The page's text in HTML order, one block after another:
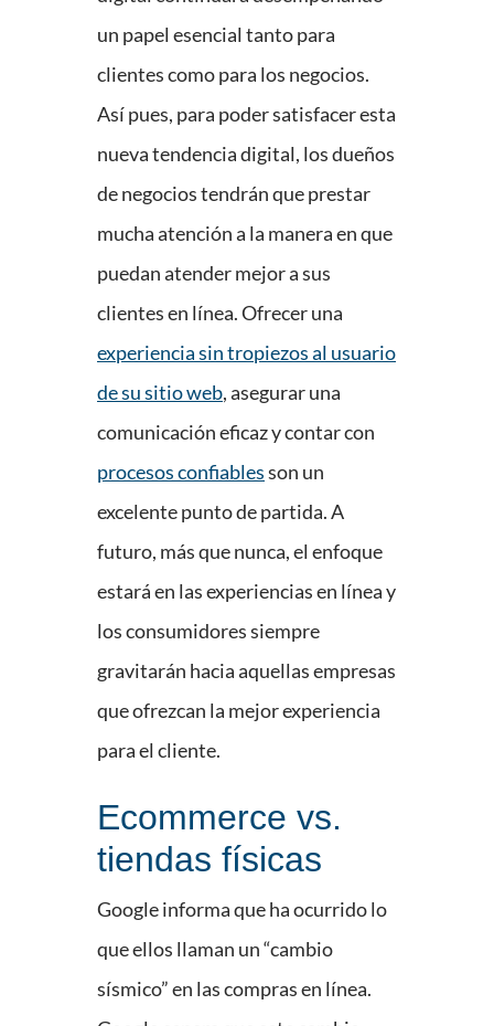
un papel esencial tanto para
clientes como para los negocios.
Así pues, para poder satisfacer esta
nueva tendencia digital, los dueños
de negocios tendrán que prestar
mucha atención a la manera en que
puedan atender mejor a sus
clientes en línea. Ofrecer una
experiencia sin tropiezos al usuario
de su sitio web, asegurar una
comunicación eficaz y contar con
procesos confiablesson un
excelente punto de partida. A
futuro, más que nunca, el enfoque
estará en las experiencias en línea y
los consumidores siempre
gravitarán hacia aquellas empresas
que ofrezcan la mejor experiencia
para el cliente.
Ecommerce vs.
tiendas físicas
Google informa que ha ocurrido lo
que ellos llaman un “cambio
sísmico” en las compras en línea.